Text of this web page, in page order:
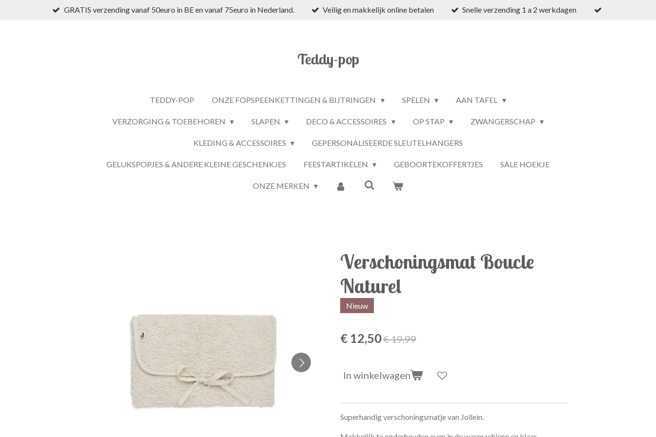
GRATIS verzending vanaf 50euro in BE en vanaf 75euro in Nederland. Veilig en makkelijk online betalen Snelle verzending 1 a 2 werkdagen
Teddy-pop
TEDDY-POP ONZE FOPSPEENKETTINGEN & BIJTRINGEN SPELEN AAN TAFEL
VERZORGING & TOEBEHOREN SLAPEN DECO & ACCESSOIRES OP STAP ZWANGERSCHAP
KLEDING & ACCESSOIRES GEPERSONALISEERDE SLEUTELHANGERS
GELUKSPOPJES & ANDERE KLEINE GESCHENKJES FEESTARTIKELEN GEBOORTEKOFFERTJES SALE HOEKJE
ONZE MERKEN
Verschoningsmat Boucle
Naturel
Nieuw
€ 12,50€ 19,99
In winkelwagen
Superhandig verschoningsmatje van Jollein.